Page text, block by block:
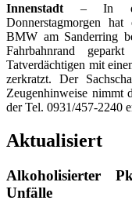
Innenstadt – In
Donnerstagmorgen
BMW am Sanderring
Fahrbahnrand
Tatverdächtigen mit
zerkratzt. Der
Zeugenhinweise nimmt
der Tel. 0931/457-2240
Aktualisiert
Alkoholisierter
Unfälle